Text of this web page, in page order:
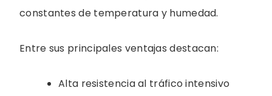
constantes de temperatura y humedad.
Entre sus principales ventajas destacan:
Alta resistencia al tráfico intensivo